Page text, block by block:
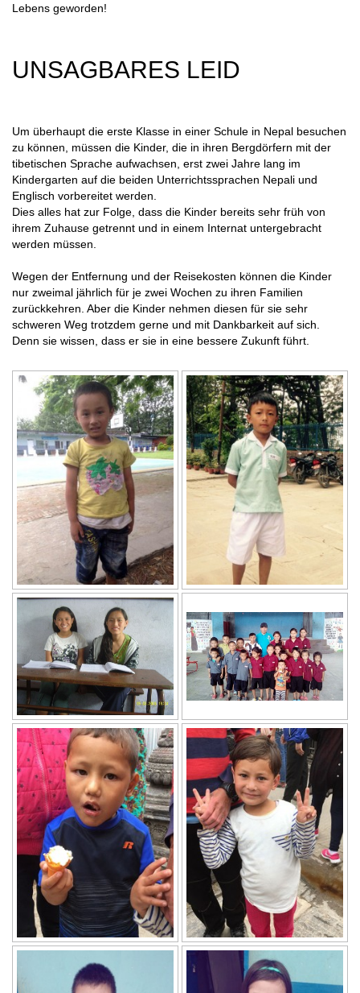
Lebens geworden!
UNSAGBARES LEID
Um überhaupt die erste Klasse in einer Schule in Nepal besuchen
zu können, müssen die Kinder, die in ihren Bergdörfern mit der
tibetischen Sprache aufwachsen, erst zwei Jahre lang im
Kindergarten auf die beiden Unterrichtssprachen Nepali und
Englisch vorbereitet werden.
Dies alles hat zur Folge, dass die Kinder bereits sehr früh von
ihrem Zuhause getrennt und in einem Internat untergebracht
werden müssen.
Wegen der Entfernung und der Reisekosten können die Kinder
nur zweimal jährlich für je zwei Wochen zu ihren Familien
zurückkehren. Aber die Kinder nehmen diesen für sie sehr
schweren Weg trotzdem gerne und mit Dankbarkeit auf sich.
Denn sie wissen, dass er sie in eine bessere Zukunft führt.